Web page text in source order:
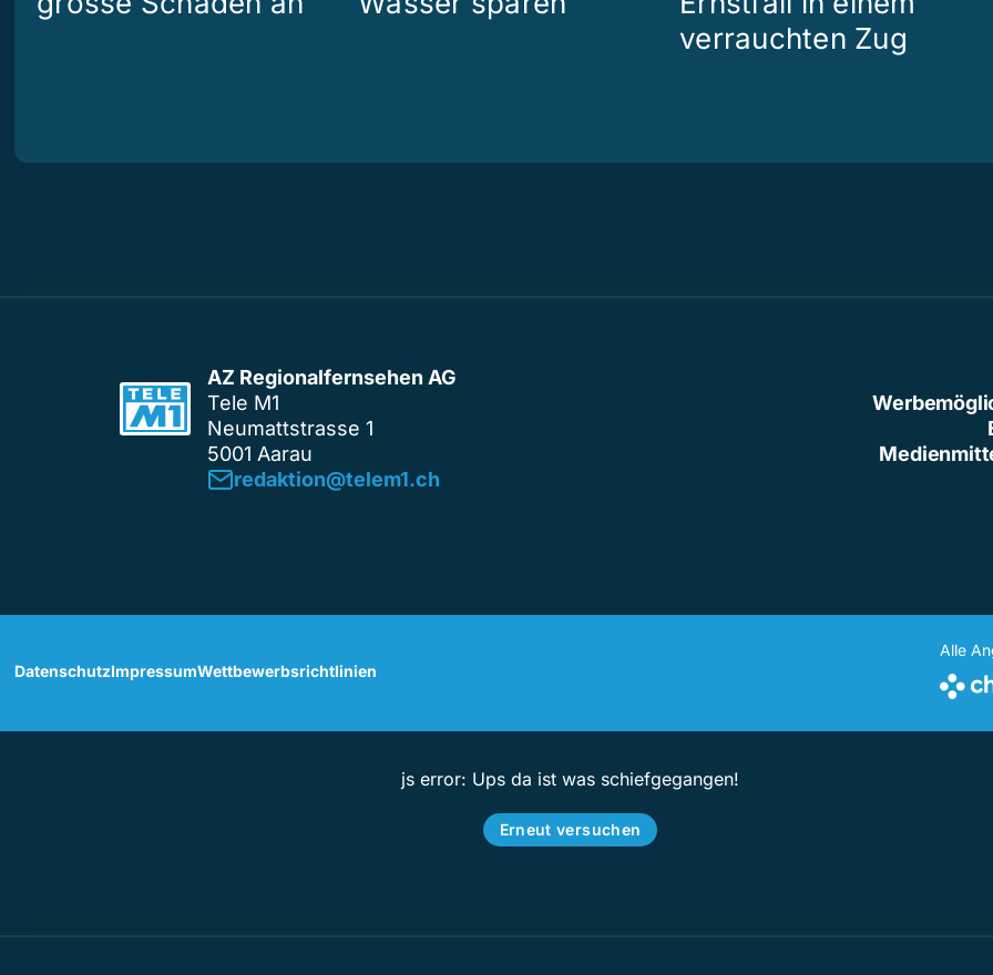
verrauchten Zug
AZ Regionalfernsehen AG
Tele M1
Neumattstrasse 1
5001 Aarau
redaktion@telem1.ch
DatenschutzImpressumWettbewerbsrichtlinien
Alle
js error: Ups da ist was schiefgegangen!
Erneut versuchen